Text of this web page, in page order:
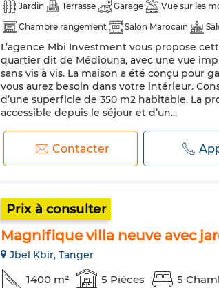
Jardin Terrasse Garage Vue sur les
Chambre rangement
Salon Marocain
Sécurité
Double vitrage Porte blindée
Micro-ondes
L’agence Mbi Investment vous propose
quartier dit de Médiouna, avec une vue
sans vis à vis. La maison a été conçu
vous aurez besoin dans votre intérieur.
d’une superficie de 350 m2 habitable. La
accessible depuis le séjour et d’un...
Contacter
Prix à consulter
Magnifique villa neuve avec
Jbel Kbir, Tanger
1400 m² 5 Pièces 5